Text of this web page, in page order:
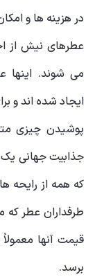
در هزینه ها و
عطرهای نیش از
می شوند.
ایجاد شده اند و
پوشیدن چیزی
جذابیت جهانی یک
که همه از رایحه
طرفداران عطر که
برسد.